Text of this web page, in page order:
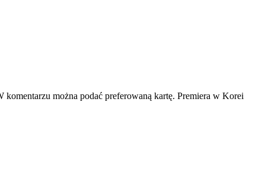
można podać preferowaną kartę. Premiera w Korei